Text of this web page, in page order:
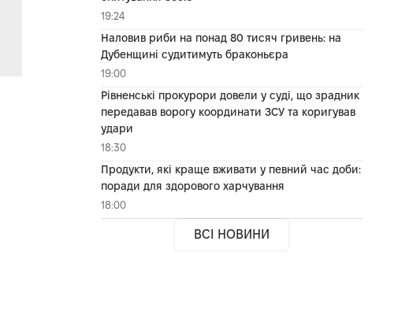
19:24
Наловив риби на понад 80 тисяч гривень: на
Дубенщині судитимуть браконьєра
19:00
Рівненські прокурори довели у суді, що зрадник
передавав ворогу координати ЗСУ та коригував
удари
18:30
Продукти, які краще вживати у певний час доби:
поради для здорового харчування
18:00
ВСІ НОВИНИ